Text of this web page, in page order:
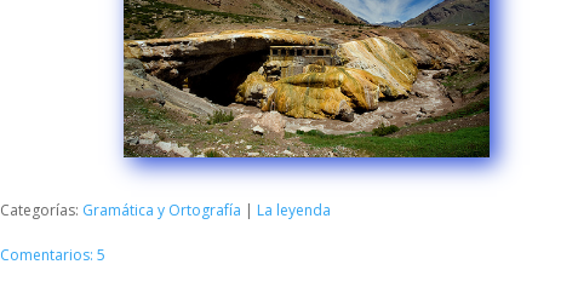
Categorías: Gramática y Ortografía | La leyenda
Comentarios: 5